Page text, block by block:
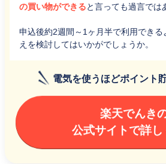
の買い物ができる と言っても過言では
申込後約2週間～1ヶ月半で利用でき
えを検討してはいかがでしょうか。
電気を使うほどポイント
楽天でんき
公式サイトで詳し